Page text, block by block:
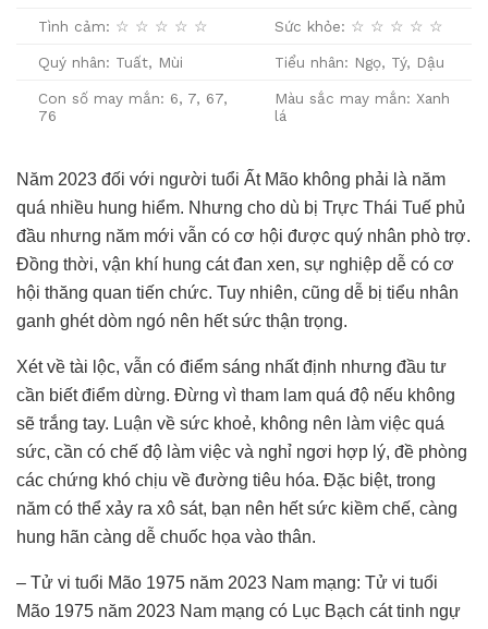
Tình cảm: ☆ ☆ ☆ ☆ ☆ Sức khỏe: ☆ ☆ ☆ ☆ ☆
Quý nhân: Tuất, Mùi Tiểu nhân: Ngọ, Tý, Dậu
Con số may mắn: 6, 7, 67,
76
Màu sắc may mắn: Xanh
lá
Năm 2023 đối với người tuổi Ất Mão không phải là năm
quá nhiều hung hiểm. Nhưng cho dù bị Trực Thái Tuế phủ
đầu nhưng năm mới vẫn có cơ hội được quý nhân phò trợ.
Đồng thời, vận khí hung cát đan xen, sự nghiệp dễ có cơ
hội thăng quan tiến chức. Tuy nhiên, cũng dễ bị tiểu nhân
ganh ghét dòm ngó nên hết sức thận trọng.
Xét về tài lộc, vẫn có điểm sáng nhất định nhưng đầu tư
cần biết điểm dừng. Đừng vì tham lam quá độ nếu không
sẽ trắng tay. Luận về sức khoẻ, không nên làm việc quá
sức, cần có chế độ làm việc và nghỉ ngơi hợp lý, đề phòng
các chứng khó chịu về đường tiêu hóa. Đặc biệt, trong
năm có thể xảy ra xô sát, bạn nên hết sức kiềm chế, càng
hung hãn càng dễ chuốc họa vào thân.
– Tử vi tuổi Mão 1975 năm 2023 Nam mạng: Tử vi tuổi
Mão 1975 năm 2023 Nam mạng có Lục Bạch cát tinh ngự